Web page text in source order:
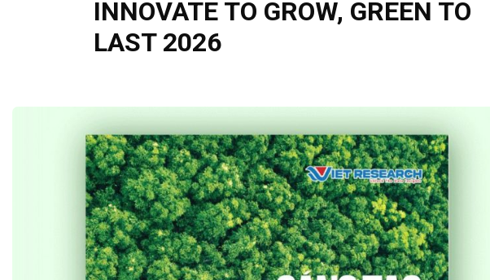
INNOVATE TO GROW, GREEN TO
LAST 2026